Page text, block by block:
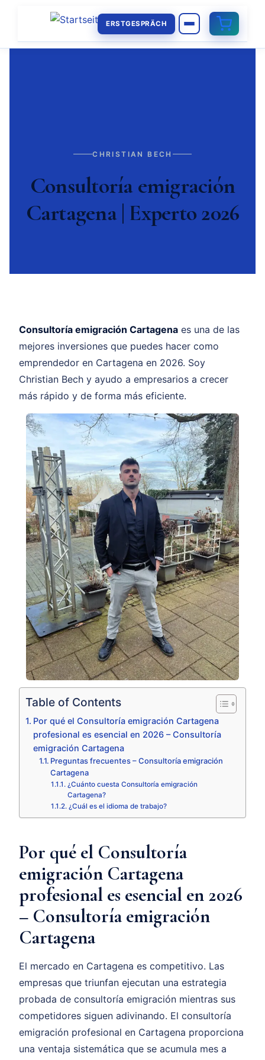
ERSTGESPRÄCH
CHRISTIAN BECH
Consultoría emigración
Cartagena | Experto 2026
Consultoría emigración Cartagena es una de las
mejores inversiones que puedes hacer como
emprendedor en Cartagena en 2026. Soy
Christian Bech y ayudo a empresarios a crecer
más rápido y de forma más eficiente.
Table of Contents
Por qué el Consultoría emigración Cartagena
profesional es esencial en 2026 – Consultoría
emigración Cartagena
Preguntas frecuentes – Consultoría emigración
Cartagena
¿Cuánto cuesta Consultoría emigración
Cartagena?
¿Cuál es el idioma de trabajo?
Por qué el Consultoría
emigración Cartagena
profesional es esencial en 2026
– Consultoría emigración
Cartagena
El mercado en Cartagena es competitivo. Las
empresas que triunfan ejecutan una estrategia
probada de consultoría emigración mientras sus
competidores siguen adivinando. El consultoría
emigración profesional en Cartagena proporciona
una ventaja sistemática que se acumula mes a